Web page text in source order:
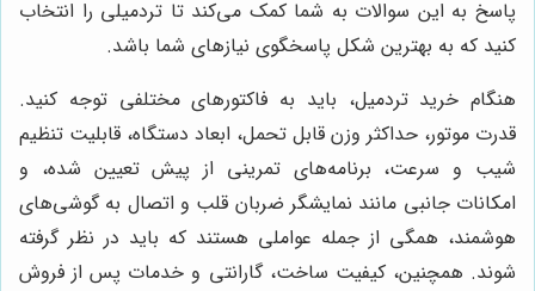
پاسخ به این سوالات به شما کمک می‌کند تا تردمیلی را انتخاب
کنید که به بهترین شکل پاسخگوی نیازهای شما باشد.
هنگام خرید تردمیل، باید به فاکتورهای مختلفی توجه کنید.
قدرت موتور، حداکثر وزن قابل تحمل، ابعاد دستگاه، قابلیت تنظیم
شیب و سرعت، برنامه‌های تمرینی از پیش تعیین شده، و
امکانات جانبی مانند نمایشگر ضربان قلب و اتصال به گوشی‌های
هوشمند، همگی از جمله عواملی هستند که باید در نظر گرفته
شوند. همچنین، کیفیت ساخت، گارانتی و خدمات پس از فروش